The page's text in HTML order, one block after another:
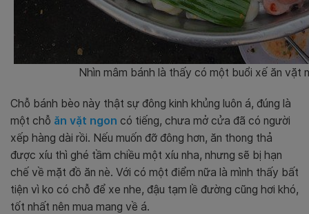
Nhìn mâm bánh là thấy có một buổi xế ăn vặt
Chỗ bánh bèo này thật sự đông kinh khủng luôn á, đúng là
một chỗ ăn vặt ngon có tiếng, chưa mở cửa đã có người
xếp hàng dài rồi. Nếu muốn đỡ đông hơn, ăn thong thả
được xíu thì ghé tầm chiều một xíu nha, nhưng sẽ bị hạn
chế về mặt đồ ăn nè. Với có một điểm nữa là mình thấy bất
tiện vì ko có chỗ để xe nhe, đậu tạm lề đường cũng hơi khó,
tốt nhất nên mua mang về á.